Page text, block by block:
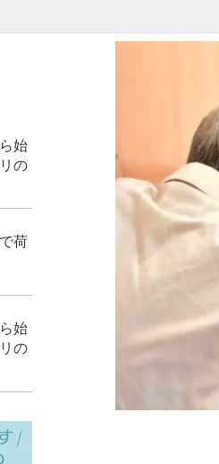
始
の
荷
始
の